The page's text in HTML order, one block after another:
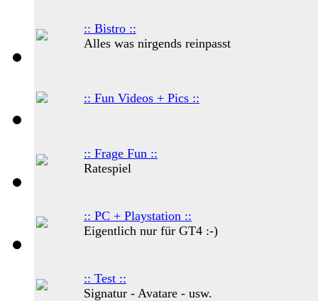
:: Bistro ::
Alles was nirgends reinpasst
:: Fun Videos + Pics ::
:: Frage Fun ::
Ratespiel
:: PC + Playstation ::
Eigentlich nur für GT4 :-)
:: Test ::
Signatur - Avatare - usw.